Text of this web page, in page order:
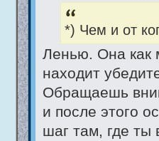
*) Чем и от
Ленью. Она как
находит
Обращаешь
и после этого
шаг там, где ты